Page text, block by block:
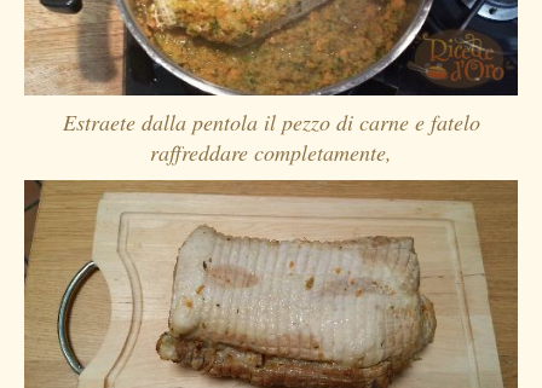
Estraete dalla pentola il pezzo di carne e fatelo
raffreddare completamente,